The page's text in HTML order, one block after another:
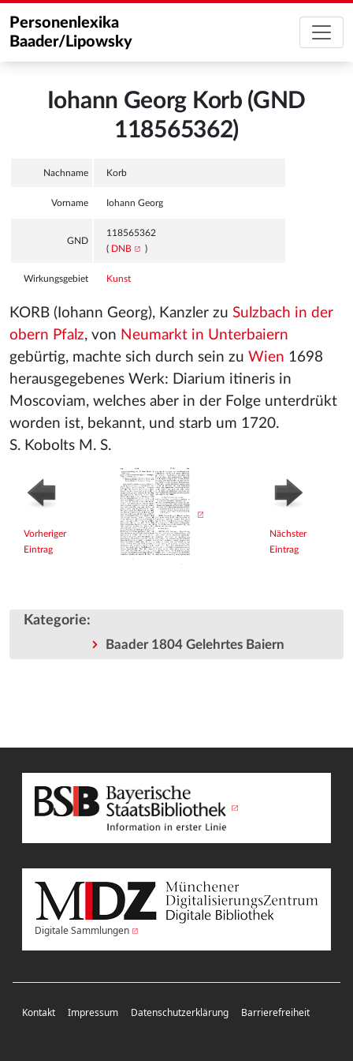
Personenlexika
Baader/Lipowsky
Iohann Georg Korb (GND
118565362)
Nachname Korb
Vorname Iohann Georg
GND
118565362
( DNB )
Wirkungsgebiet Kunst
KORB (Iohann Georg), Kanzler zu Sulzbach in der
obern Pfalz, von Neumarkt in Unterbaiern
gebürtig, machte sich durch sein zu Wien 1698
herausgegebenes Werk: Diarium itineris in
Moscoviam, welches aber in der Folge unterdrükt
worden ist, bekannt, und starb um 1720.
S. Kobolts M. S.
Vorheriger
Eintrag
Nächster
Eintrag
Kategorie:
Baader 1804 Gelehrtes Baiern
Digitale Sammlungen
Kontakt Impressum Datenschutzerklärung Barrierefreiheit